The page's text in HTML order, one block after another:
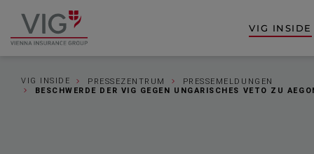
Inhalt
springen
Fußzeile
springen
Zur
Startseite
VIG INSIDE
VIG INSIDE PRESSEZENTRUM
PRESSEMELDUNGEN
BESCHWERDE DER VIG GEGEN UNGARISCHES VETO ZU